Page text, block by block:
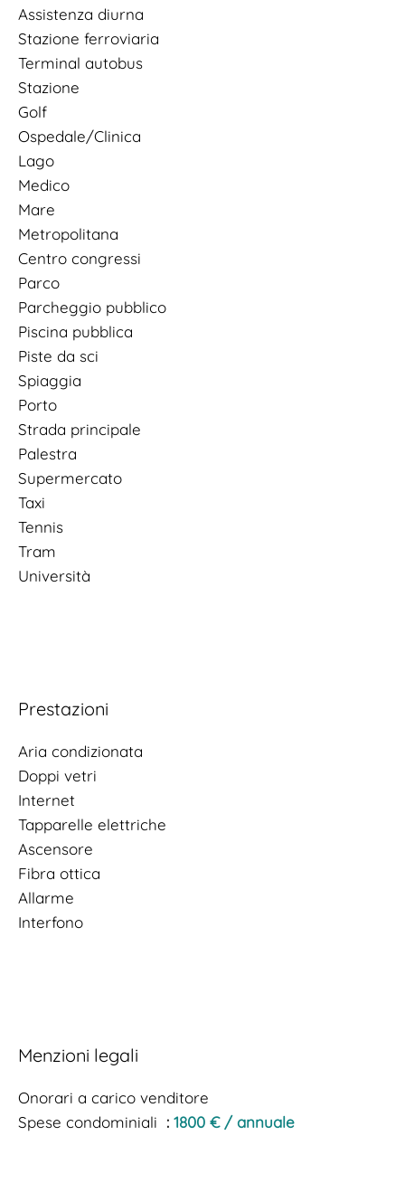
Assistenza diurna
Stazione ferroviaria
Terminal autobus
Stazione
Golf
Ospedale/Clinica
Lago
Medico
Mare
Metropolitana
Centro congressi
Parco
Parcheggio pubblico
Piscina pubblica
Piste da sci
Spiaggia
Porto
Strada principale
Palestra
Supermercato
Taxi
Tennis
Tram
Università
Prestazioni
Aria condizionata
Doppi vetri
Internet
Tapparelle elettriche
Ascensore
Fibra ottica
Allarme
Interfono
Menzioni legali
Onorari a carico venditore
Spese condominiali
1800 € / annuale